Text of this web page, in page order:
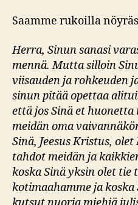
Saamme rukoilla
Herra, Sinun sanasi
mennä. Mutta silloin
viisauden ja rohkeuden
sinun pitää opettaa
että jos Sinä et
meidän oma
Sinä, Jeesus Kristus,
tahdot meidän ja
koska Sinä yksin olet tie
kotimaahamme ja